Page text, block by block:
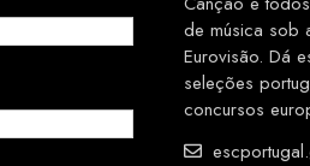
de música sob
Eurovisão. Dá
seleções
concursos